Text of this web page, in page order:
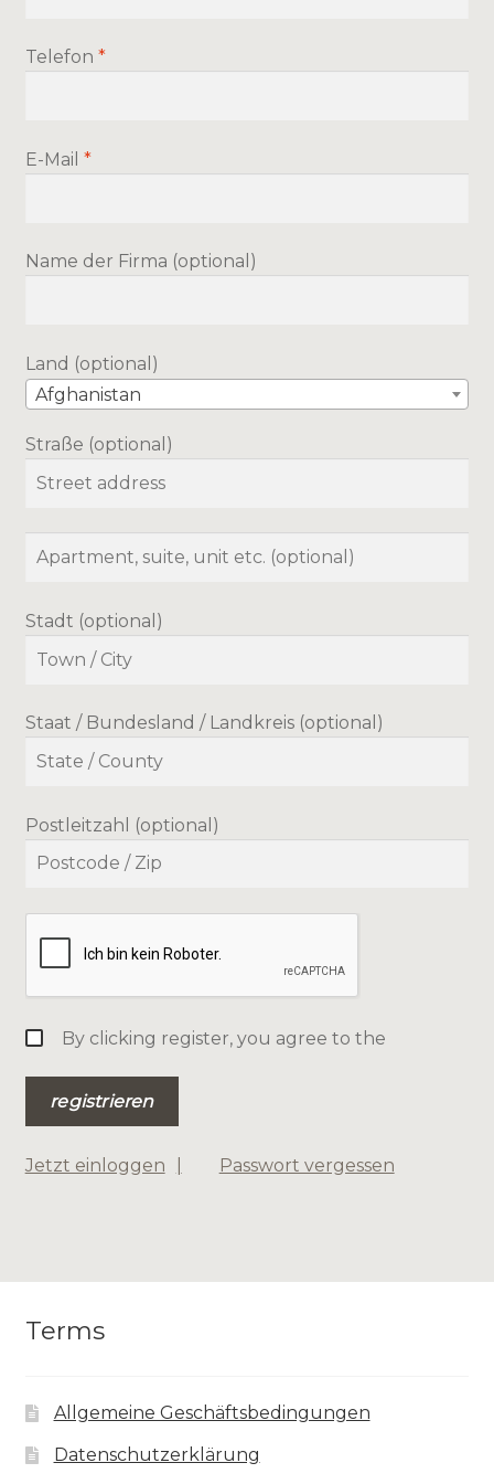
Telefon *
E-Mail *
Name der Firma (optional)
Land (optional)
Afghanistan
Straße (optional)
Stadt (optional)
Staat / Bundesland / Landkreis (optional)
Postleitzahl (optional)
By clicking register, you agree to the
Jetzt einloggen Passwort vergessen
Terms
Allgemeine Geschäftsbedingungen
Datenschutzerklärung